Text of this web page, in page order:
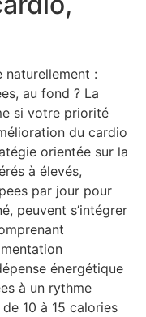
naturellement :
au fond ? La
si votre priorité
du cardio
orientée sur la
à élevés,
par jour pour
peuvent s’intégrer
énergétique
à un rythme
10 à 15 calories